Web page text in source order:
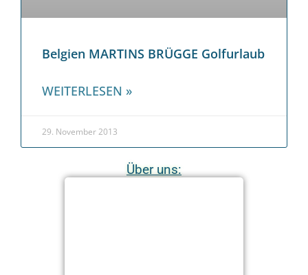
Belgien MARTINS BRÜGGE Golfurlaub
WEITERLESEN »
29. November 2013
Über uns: